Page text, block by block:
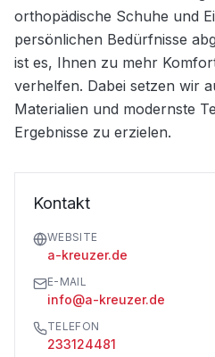
orthopädische Schuhe und
persönlichen Bedürfnisse
ist es, Ihnen zu mehr
verhelfen. Dabei setzen wir
Materialien und modernste
Ergebnisse zu erzielen.
Kontakt
WEBSITE
a-kreuzer.de
E-MAIL
info@a-kreuzer.de
TELEFON
233124481